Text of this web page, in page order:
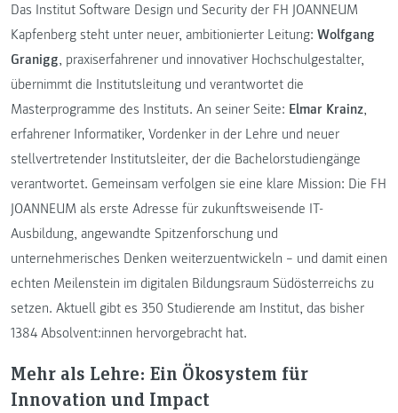
Das Institut Software Design und Security der FH JOANNEUM
Kapfenberg steht unter neuer, ambitionierter Leitung: Wolfgang
Granigg, praxiserfahrener und innovativer Hochschulgestalter,
übernimmt die Institutsleitung und verantwortet die
Masterprogramme des Instituts. An seiner Seite: Elmar Krainz,
erfahrener Informatiker, Vordenker in der Lehre und neuer
stellvertretender Institutsleiter, der die Bachelorstudiengänge
verantwortet. Gemeinsam verfolgen sie eine klare Mission: Die FH
JOANNEUM als erste Adresse für zukunftsweisende IT-
Ausbildung, angewandte Spitzenforschung und
unternehmerisches Denken weiterzuentwickeln – und damit einen
echten Meilenstein im digitalen Bildungsraum Südösterreichs zu
setzen. Aktuell gibt es 350 Studierende am Institut, das bisher
1384 Absolvent:innen hervorgebracht hat.
Mehr als Lehre: Ein Ökosystem für
Innovation und Impact